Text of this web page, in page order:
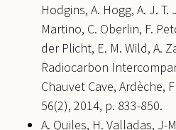
Hodgins, A. Hogg, A. J.
Martino, C. Oberlin, F.
der Plicht, E. M. Wild, A.
Radiocarbon
Chauvet Cave, Ardèche,
56(2), 2014, p. 833-850.
A. Quiles, H. Valladas, J-